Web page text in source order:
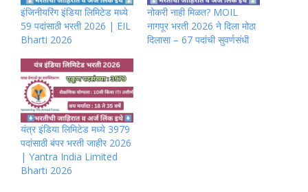
इंजिनीयरिंग इंडिया लिमिटेड मध्ये
59 पदांसाठी भरती 2026 | EIL
Bharti 2026
नोकरी नाही मिळत? MOIL
नागपूर भरती 2026 ने दिला मोठा
दिलासा – 67 पदांची सुवर्णसंधी
यंत्र इंडिया लिमिटेड मध्ये 3979
पदांसाठी बंपर भरती जाहीर 2026
| Yantra India Limited
Bharti 2026